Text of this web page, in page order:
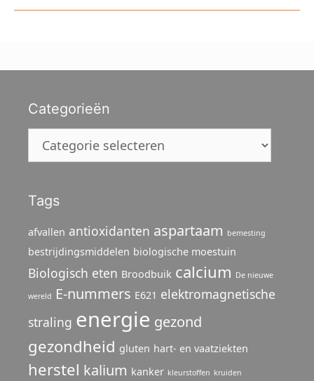
Categorieën
Categorieën
Tags
afvallen antioxidanten aspartaam bemesting
bestrijdingsmiddelen biologische moestuin
Biologisch eten Broodbuik calcium De nieuwe
wereld E-nummers E621 elektromagnetische
straling energie gezond
gezondheid gluten hart- en vaatziekten
herstel kalium kanker kleurstoffen kruiden